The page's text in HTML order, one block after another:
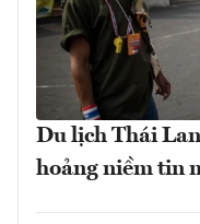
Du lịch Thái
hoảng niềm tin